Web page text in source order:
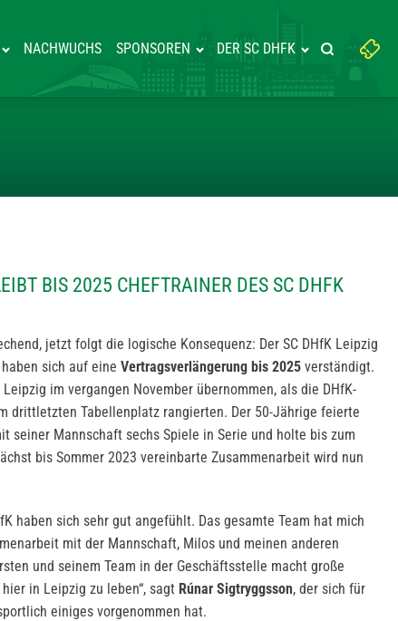
NACHWUCHS SPONSOREN DER SC DHFK
Suchbegriff
eingeben:
Suche
BIS 2025 CHEFTRAINER DES SC DHFK
jetzt folgt die logische Konsequenz: Der SC DHfK Leipzig
haben sich auf eine Vertragsverlängerung bis 2025 verständigt.
im vergangen November übernommen, als die DHfK-
drittletzten Tabellenplatz rangierten. Der 50-Jährige feierte
seiner Mannschaft sechs Spiele in Serie und holte bis zum
bis Sommer 2023 vereinbarte Zusammenarbeit wird nun
haben sich sehr gut angefühlt. Das gesamte Team hat mich
mit der Mannschaft, Milos und meinen anderen
und seinem Team in der Geschäftsstelle macht große
in Leipzig zu leben“, sagt Rúnar Sigtryggsson, der sich für
einiges vorgenommen hat.